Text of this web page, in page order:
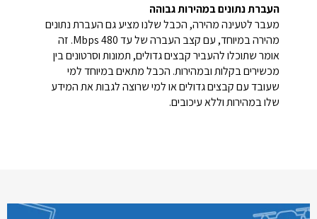
העברת נתונים במהירות גבוהה
מעבר לטעינה מהירה, הכבל שלנו מציע גם העברת נתונים
מהירה במיוחד, עם קצב העברה של עד 480 Mbps. זה
אומר שתוכלו להעביר קבצים גדולים, תמונות וסרטונים בין
מכשירים בקלות ובמהירות. הכבל מתאים במיוחד למי
שעובד עם קבצים גדולים או למי שרוצה לגבות את המידע
שלו במהירות וללא עיכובים.